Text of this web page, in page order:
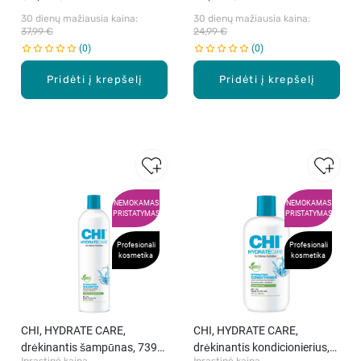
Pridėti į krepšelį
30 dienų mažiausia kaina:
37,99 €
0
Pridėti į krepšelį
30 dienų mažiausia kaina:
24,99 €
0
NEMOKAMAS
PRISTATYMAS
Profesionali
kosmetika
CHI, HYDRATE CARE,
drėkinantis šampūnas, 739
NEMOKAMAS
PRISTATYMAS
Profesionali
kosmetika
CHI, HYDRATE CARE,
drėkinantis kondicionierius,